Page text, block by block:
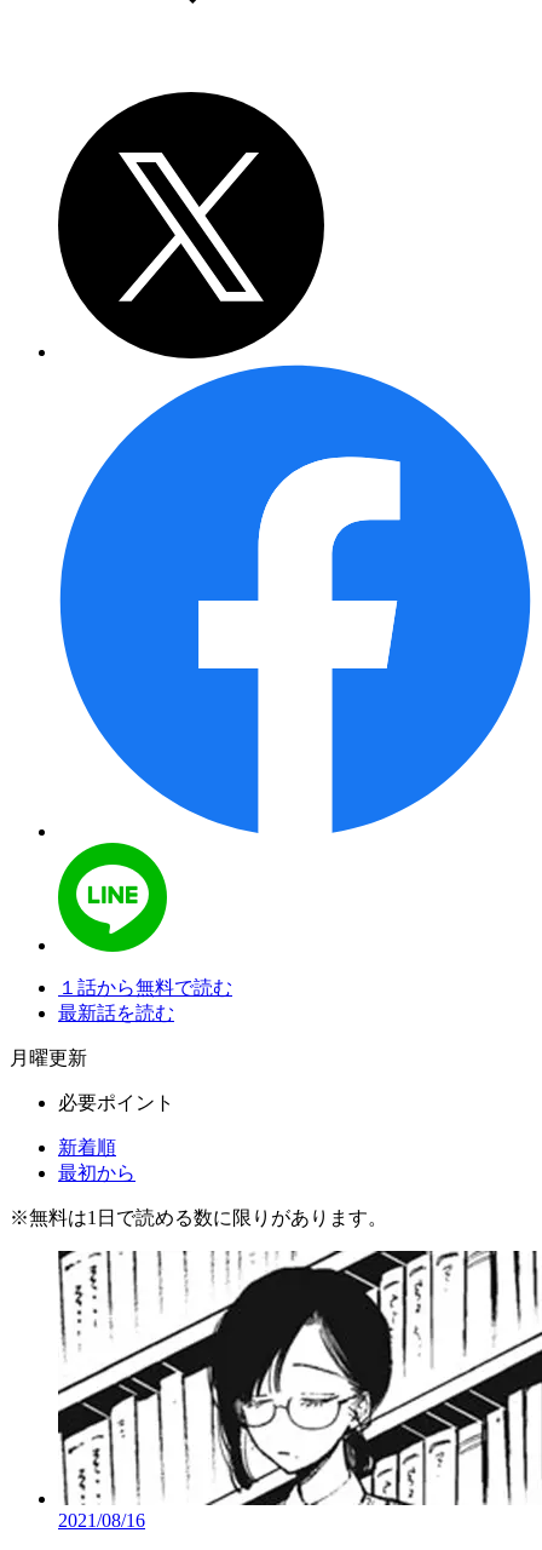
１話から無料で読む
最新話を読む
月曜更新
必要ポイント
新着順
最初から
※無料は1日で読める数に限りがあります。
2021/08/16